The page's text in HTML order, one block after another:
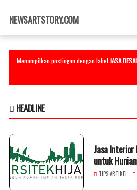
×
NEWSARTSTORY.COM
Menampilkan postingan dengan labelJASA
HEADLINE
Jasa Interior
untuk
TIPS ARTIKEL